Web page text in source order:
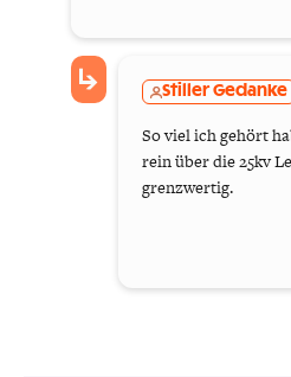
Stiller Gedanke
So viel ich gehört
rein über die 25kv
grenzwertig.